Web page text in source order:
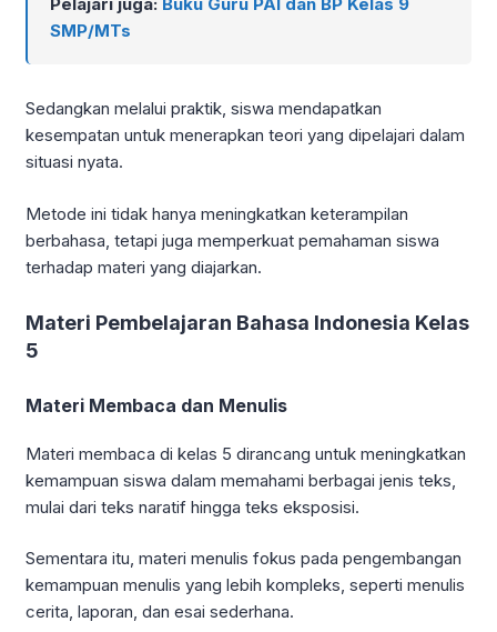
Pelajari juga: Buku Guru PAI dan BP Kelas 9
SMP/MTs
Sedangkan melalui praktik, siswa mendapatkan
kesempatan untuk menerapkan teori yang dipelajari dalam
situasi nyata.
Metode ini tidak hanya meningkatkan keterampilan
berbahasa, tetapi juga memperkuat pemahaman siswa
terhadap materi yang diajarkan.
Materi Pembelajaran Bahasa Indonesia Kelas
5
Materi Membaca dan Menulis
Materi membaca di kelas 5 dirancang untuk meningkatkan
kemampuan siswa dalam memahami berbagai jenis teks,
mulai dari teks naratif hingga teks eksposisi.
Sementara itu, materi menulis fokus pada pengembangan
kemampuan menulis yang lebih kompleks, seperti menulis
cerita, laporan, dan esai sederhana.